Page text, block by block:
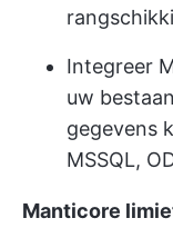
Integreer
uw
gegevens
MSSQL,
Manticore